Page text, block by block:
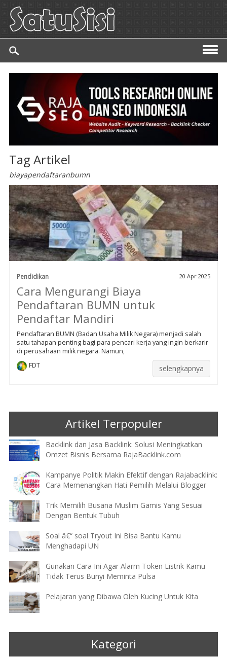
Tag Artikel
biayapendaftaranbumn
Pendidikan 20 Apr 2025
Cara Mengurangi Biaya
Pendaftaran BUMN untuk
Pendaftar Mandiri
Pendaftaran BUMN (Badan Usaha Milik Negara) menjadi salah
satu tahapan penting bagi para pencari kerja yang ingin berkarir
di perusahaan milik negara. Namun,
FDT
selengkapnya
Artikel Terpopuler
Backlink dan Jasa Backlink: Solusi Meningkatkan
Omzet Bisnis Bersama RajaBacklink.com
Kampanye Politik Makin Efektif dengan Rajabacklink:
Cara Memenangkan Hati Pemilih Melalui Blogger
Trik Memilih Busana Muslim Gamis Yang Sesuai
Dengan Bentuk Tubuh
Soal â€“ soal Tryout Ini Bisa Bantu Kamu
Menghadapi UN
Gunakan Cara Ini Agar Alarm Token Listrik Kamu
Tidak Terus Bunyi Meminta Pulsa
Pelajaran yang Dibawa Oleh Kucing Untuk Kita
Kategori